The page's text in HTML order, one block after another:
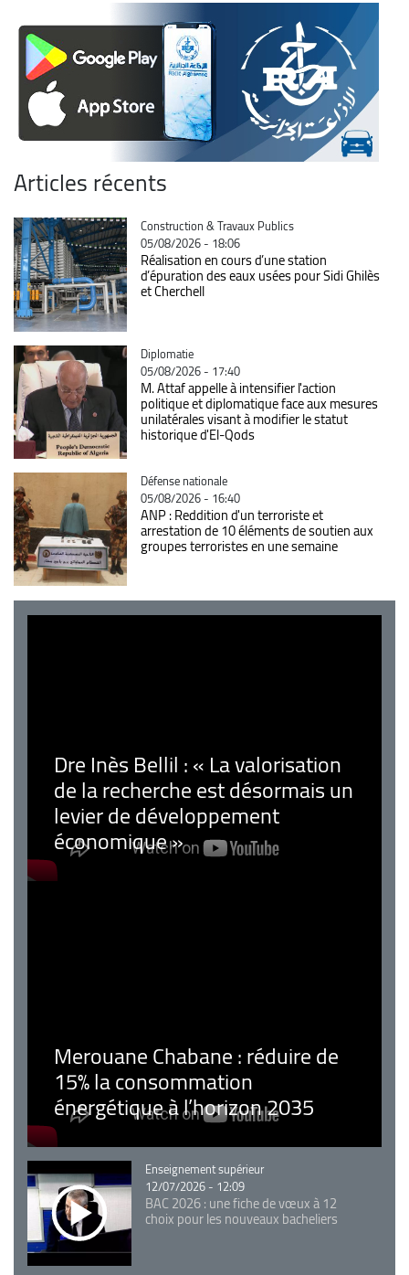
Articles récents
Catégorie
Construction & Travaux Publics
05/08/2026 - 18:06
Réalisation en cours d’une station
d’épuration des eaux usées pour Sidi Ghilès
et Cherchell
Catégorie
Diplomatie
05/08/2026 - 17:40
M. Attaf appelle à intensifier l'action
politique et diplomatique face aux mesures
unilatérales visant à modifier le statut
historique d'El-Qods
Catégorie
Défense nationale
05/08/2026 - 16:40
ANP : Reddition d'un terroriste et
arrestation de 10 éléments de soutien aux
groupes terroristes en une semaine
Dre Inès Bellil : « La valorisation
de la recherche est désormais un
levier de développement
économique »
Merouane Chabane : réduire de
15% la consommation
énergétique à l’horizon 2035
Catégorie
Enseignement supérieur
12/07/2026 - 12:09
BAC 2026 : une fiche de vœux à 12
choix pour les nouveaux bacheliers